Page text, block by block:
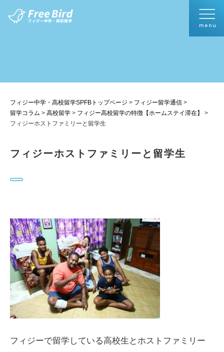
フィジー中学・高校留学SPFBトップページ > フィジー留学通信 >
留学コラム > 高校留学 > フィジー高校留学の特徴【ホームステイ滞在】
>
フィジーホストファミリーと留学生
フィジーホストファミリーと留学生
フィジーで留学している高校生とホストファミリー